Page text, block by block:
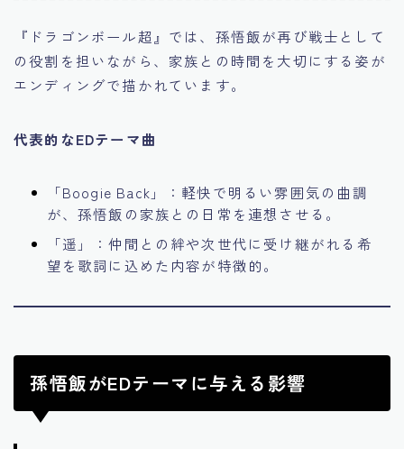
『ドラゴンボール超』では、孫悟飯が再び戦士として
の役割を担いながら、家族との時間を大切にする姿が
エンディングで描かれています。
代表的なEDテーマ曲
「Boogie Back」：軽快で明るい雰囲気の曲調
が、孫悟飯の家族との日常を連想させる。
「遥」：仲間との絆や次世代に受け継がれる希
望を歌詞に込めた内容が特徴的。
孫悟飯がEDテーマに与える影響